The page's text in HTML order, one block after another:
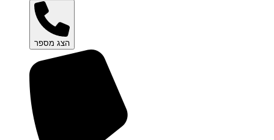
הצג מספר